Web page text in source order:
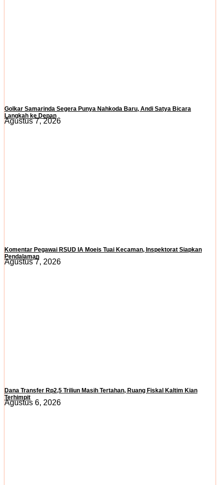
Golkar Samarinda Segera Punya Nahkoda Baru, Andi Satya Bicara
Langkah ke Depan
Agustus 7, 2026
Komentar Pegawai RSUD IA Moeis Tuai Kecaman, Inspektorat Siapkan
Pendalaman
Agustus 7, 2026
Dana Transfer Rp2,5 Triliun Masih Tertahan, Ruang Fiskal Kaltim Kian
Terhimpit
Agustus 6, 2026